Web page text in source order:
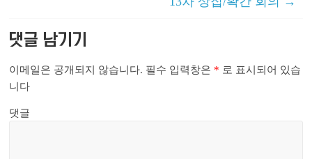
댓글 남기기
이메일은 공개되지 않습니다. 필수 입력창은 * 로 표시되어 있습
니다
댓글